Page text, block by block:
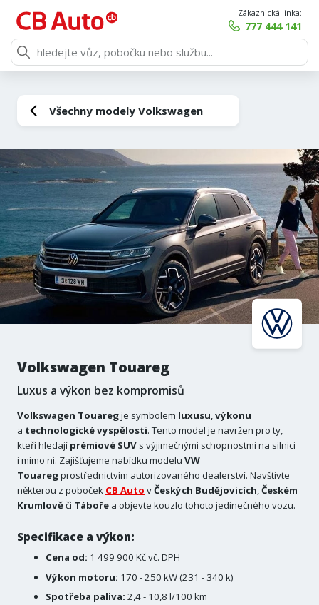
Zákaznická linka:
777 444 141
Všechny modely Volkswagen
Volkswagen Touareg
Luxus a výkon bez kompromisů
Volkswagen Touaregje symbolem luxusu,výkonu
a technologickévyspělosti. Tento model je navržen pro ty,
kteří hledají prémiové SUV s výjimečnými schopnostmi na silnici
i mimo ni. Zajišťujeme nabídku modelu VW
Touaregprostřednictvím autorizovaného dealerství. Navštivte
některou z poboček CB Auto vČeských Budějovicích,Českém
Krumlověči Táboře a objevte kouzlo tohoto jedinečného vozu.
Specifikace a výkon:
Cena od: 1 499 900 Kč vč. DPH
Výkon motoru: 170 - 250 kW (231 - 340 k)
Spotřeba paliva: 2,4 - 10,8 l/100 km